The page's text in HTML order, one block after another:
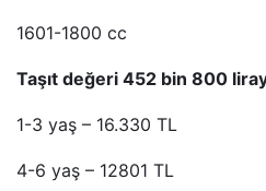
1601-1800 cc
Taşıt değeri 452 bin 800
1-3 yaş – 16.330 TL
4-6 yaş – 12801 TL